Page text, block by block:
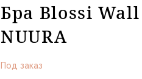
Бра Blossi
NUURA
Под заказ